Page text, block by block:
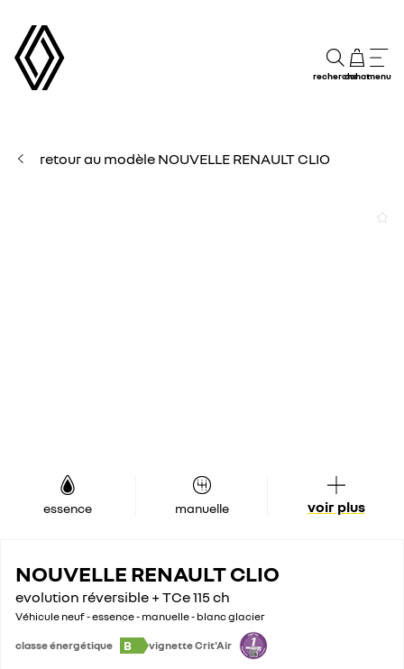
rechercheachatmenu
retour au modèle NOUVELLE RENAULT CLIO
essence manuelle voir plus
NOUVELLE RENAULT CLIO
evolution réversible + TCe 115 ch
Véhicule neuf - essence - manuelle - blanc glacier
classe énergétique B vignette Crit'Air